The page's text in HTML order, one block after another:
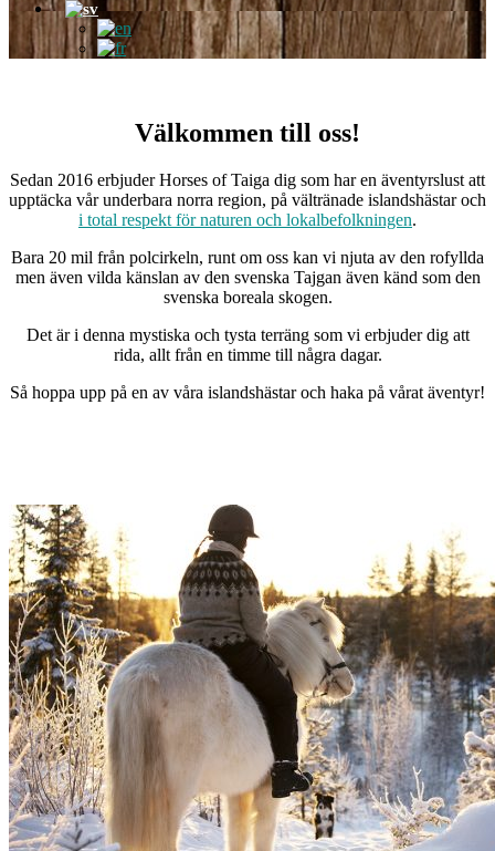
Välkommen till oss!
Sedan 2016 erbjuder Horses of Taiga dig som har en äventyrslust att
upptäcka vår underbara norra region, på vältränade islandshästar och
i total respekt för naturen och lokalbefolkningen.
Bara 20 mil från polcirkeln, runt om oss kan vi njuta av den rofyllda
men även vilda känslan av den svenska Tajgan även känd som den
svenska boreala skogen.
Det är i denna mystiska och tysta terräng som vi erbjuder dig att
rida, allt från en timme till några dagar.
Så hoppa upp på en av våra islandshästar och haka på vårat äventyr!